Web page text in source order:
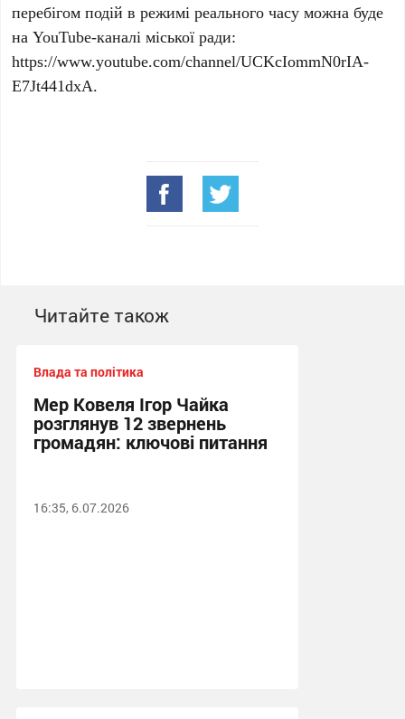
перебігом подій в режимі реального часу можна буде
на YouTube-каналі міської ради:
https://www.youtube.com/channel/UCKcIommN0rIA-
E7Jt441dxA.
Читайте також
Влада та політика
Мер Ковеля Ігор Чайка
розглянув 12 звернень
громадян: ключові питання
16:35, 6.07.2026